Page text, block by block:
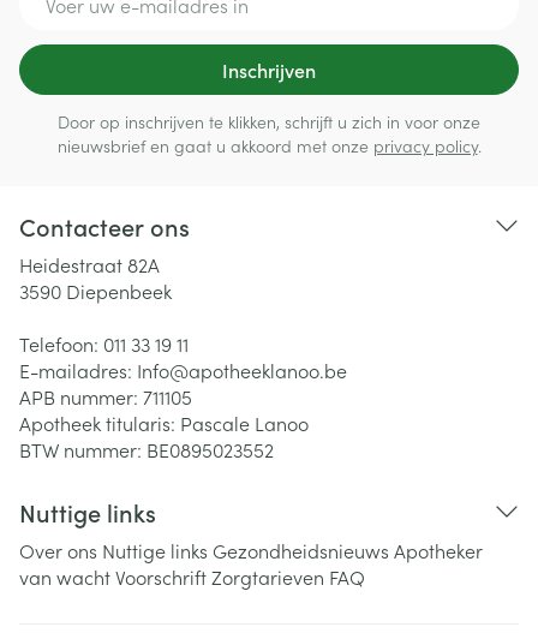
Inschrijven
Door op inschrijven te klikken, schrijft u zich in voor onze
nieuwsbrief en gaat u akkoord met onze privacy policy.
Contacteer ons
Heidestraat 82A
3590 Diepenbeek
Telefoon: 011 33 19 11
E-mailadres: Info@apotheeklanoo.be
APB nummer: 711105
Apotheek titularis: Pascale Lanoo
BTW nummer: BE0895023552
Nuttige links
Over ons Nuttige links Gezondheidsnieuws Apotheker
van wachtVoorschriftZorgtarieven FAQ